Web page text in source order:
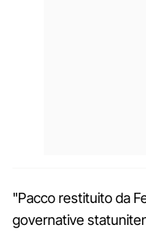
"Pacco restituito da
governative